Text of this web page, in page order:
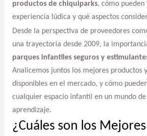
productos de chiquiparks, cómo
experiencia lúdica y qué aspectos
Desde la perspectiva de proveedores
una trayectoria desde 2009, la
parques infantiles seguros y
Analicemos juntos los mejores productos
disponibles en el mercado, y cómo
cualquier espacio infantil en un mundo
aprendizaje.
¿Cuáles son los